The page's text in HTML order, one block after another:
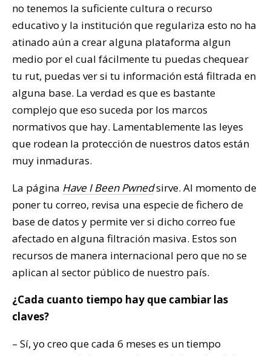
no tenemos la suficiente cultura o recurso
educativo y la institución que regulariza esto no ha
atinado aún a crear alguna plataforma algun
medio por el cual fácilmente tu puedas chequear
tu rut, puedas ver si tu información está filtrada en
alguna base. La verdad es que es bastante
complejo que eso suceda por los marcos
normativos que hay. Lamentablemente las leyes
que rodean la protección de nuestros datos están
muy inmaduras.
La página Have I Been Pwnedsirve. Al momento de
poner tu correo, revisa una especie de fichero de
base de datos y permite ver si dicho correo fue
afectado en alguna filtración masiva. Estos son
recursos de manera internacional pero que no se
aplican al sector público de nuestro país.
¿Cada cuanto tiempo hay que cambiar las
claves?
– Sí, yo creo que cada 6 meses es un tiempo